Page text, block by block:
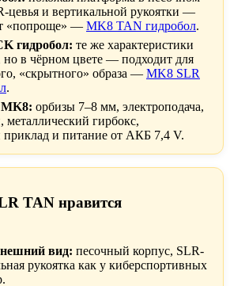
цевья и вертикальной рукоятки —
«попроще» — MK8 TAN гидробол.
гидробол: те же характеристики
в чёрном цвете — подходит для
«скрытного» образа — MK8 SLR
.
орбизы 7–8 мм, электроподача,
металлический гирбокс,
приклад и питание от АКБ 7,4 V.
TAN нравится
вид: песочный корпус, SLR-
рукоятка как у киберспортивных